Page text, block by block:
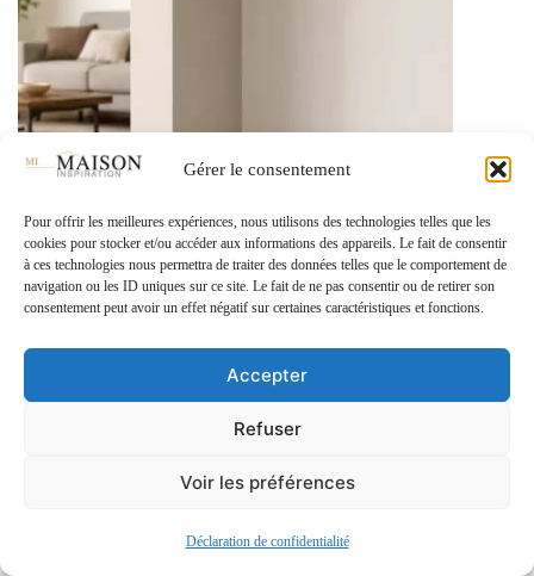
Gérer le consentement
Pour offrir les meilleures expériences, nous utilisons des technologies telles que les
cookies pour stocker et/ou accéder aux informations des appareils. Le fait de consentir
à ces technologies nous permettra de traiter des données telles que le comportement de
navigation ou les ID uniques sur ce site. Le fait de ne pas consentir ou de retirer son
consentement peut avoir un effet négatif sur certaines caractéristiques et fonctions.
Accepter
Refuser
Voir les préférences
Déclaration de confidentialité
DÉCORATION
Plinthe carrelage : types, pose et prix au m²